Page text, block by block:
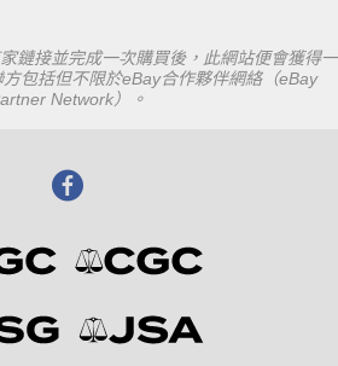
鏈接並完成一次購買後，此網站便會獲得一
包括但不限於eBay合作夥伴網絡（eBay
Network）。